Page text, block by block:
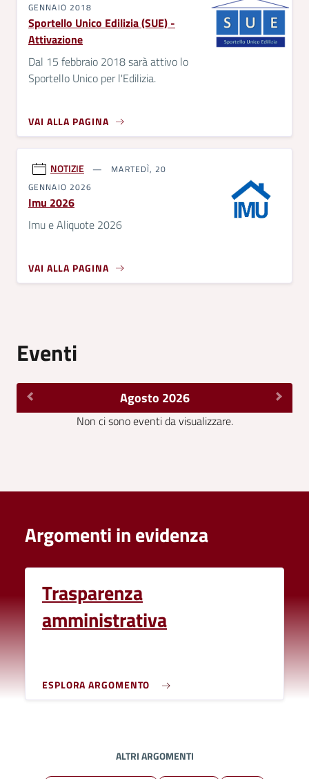
GENNAIO 2018
Sportello Unico Edilizia (SUE) -
Attivazione
Dal 15 febbraio 2018 sarà attivo lo
Sportello Unico per l'Edilizia.
VAI ALLA PAGINA
NOTIZIE
MARTEDÌ, 20
GENNAIO 2026
Imu 2026
Imu e Aliquote 2026
VAI ALLA PAGINA
Eventi
Agosto 2026
Non ci sono eventi da visualizzare.
Argomenti in evidenza
Trasparenza
amministrativa
ESPLORA ARGOMENTO
ALTRI ARGOMENTI